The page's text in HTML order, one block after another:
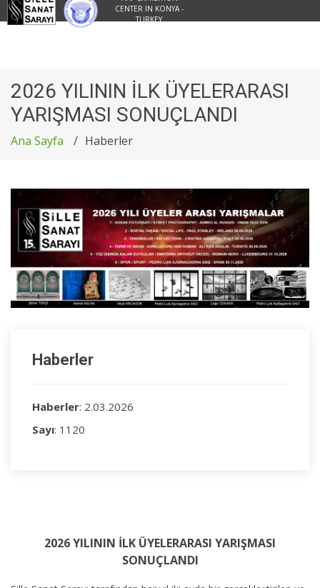
CENTER IN KONYA -
TURKEY
2026 YILININ İLK ÜYELERARASI
YARIŞMASI SONUÇLANDI
Ana Sayfa Haberler
Haberler
Haberler: 2.03.2026
Sayı: 1120
2026 YILININ İLK ÜYELERARASI YARIŞMASI
SONUÇLANDI